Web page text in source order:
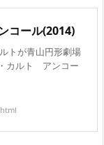
コール(2014)
トが青山円形劇場
カルト アンコー